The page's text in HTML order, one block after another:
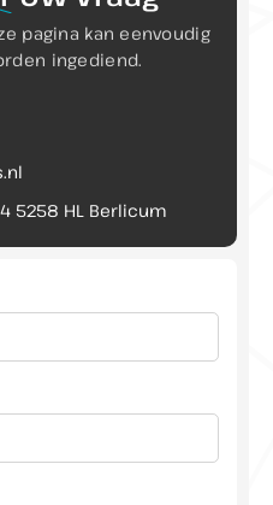
pagina kan eenvoudig
ingediend.
5258 HL Berlicum